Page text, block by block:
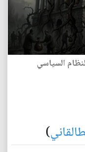
السياسي
)